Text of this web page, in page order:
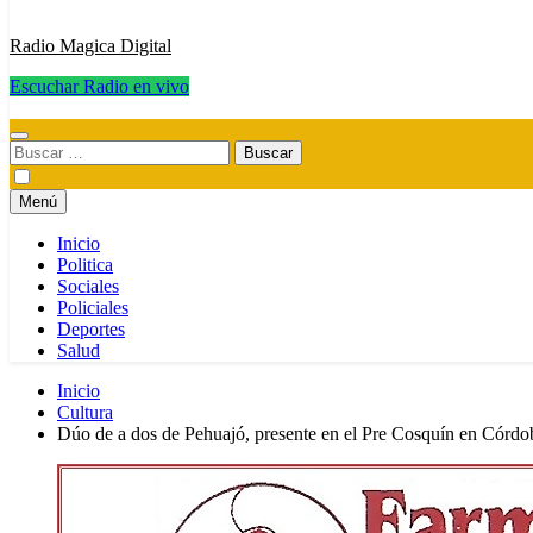
Radio Magica Digital
Escuchar Radio en vivo
Buscar:
Menú
Inicio
Politica
Sociales
Policiales
Deportes
Salud
Inicio
Cultura
Dúo de a dos de Pehuajó, presente en el Pre Cosquín en